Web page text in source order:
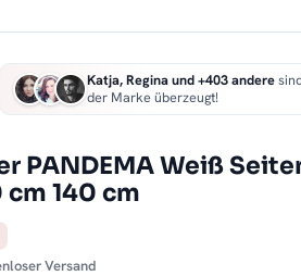
Katja, Regina und +403 andere
der Marke überzeugt!
PANDEMA Weiß
140 cm
Versand